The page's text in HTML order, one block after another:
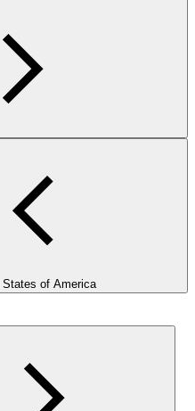
States of America